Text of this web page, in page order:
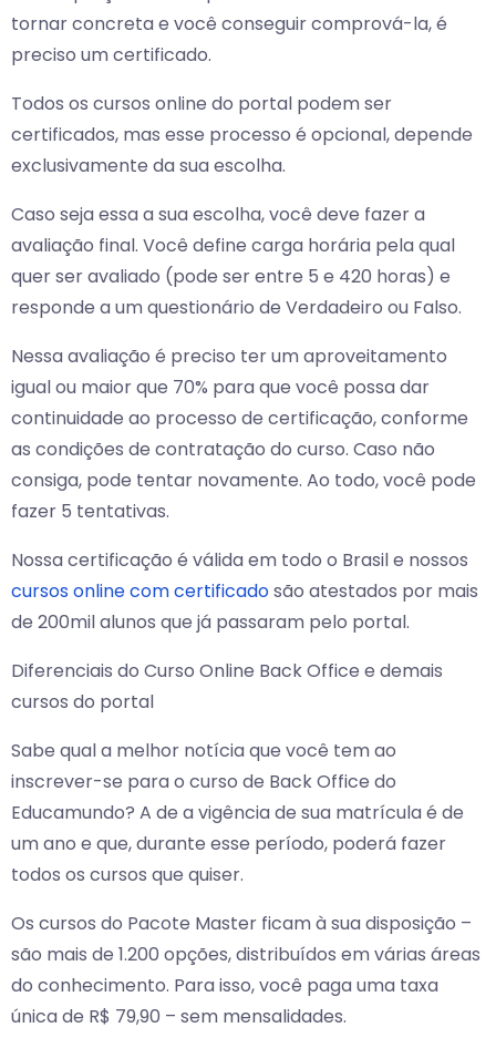
tornar concreta e você conseguir comprová-la, é
preciso um certificado.
Todos os cursos online do portal podem ser
certificados, mas esse processo é opcional, depende
exclusivamente da sua escolha.
Caso seja essa a sua escolha, você deve fazer a
avaliação final. Você define carga horária pela qual
quer ser avaliado (pode ser entre 5 e 420 horas) e
responde a um questionário de Verdadeiro ou Falso.
Nessa avaliação é preciso ter um aproveitamento
igual ou maior que 70% para que você possa dar
continuidade ao processo de certificação, conforme
as condições de contratação do curso. Caso não
consiga, pode tentar novamente. Ao todo, você pode
fazer 5 tentativas.
Nossa certificação é válida em todo o Brasil e nossos
cursos online com certificadosão atestados por mais
de 200mil alunos que já passaram pelo portal.
Diferenciais do Curso Online Back Office e demais
cursos do portal
Sabe qual a melhor notícia que você tem ao
inscrever-se para o curso de Back Office do
Educamundo? A de a vigência de sua matrícula é de
um ano e que, durante esse período, poderá fazer
todos os cursos que quiser.
Os cursos do Pacote Master ficam à sua disposição –
são mais de 1.200 opções, distribuídos em várias áreas
do conhecimento. Para isso, você paga uma taxa
única de R$ 79,90 – sem mensalidades.